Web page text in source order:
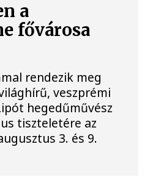
a
fővárosa
rendezik meg
veszprémi
hegedűművész
tiszteletére az
3. és 9.